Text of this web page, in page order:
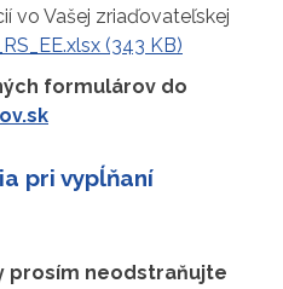
vo Vašej zriaďovateľskej
(343 KB)
formulárov do
pri vypĺňaní
prosím neodstraňujte